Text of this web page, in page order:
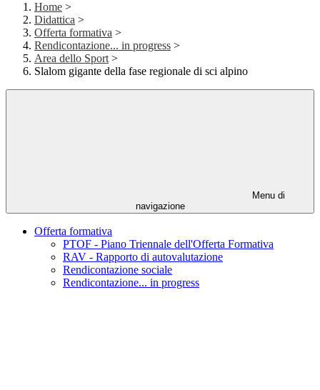
Home >
Didattica >
Offerta formativa >
Rendicontazione... in progress >
Area dello Sport >
Slalom gigante della fase regionale di sci alpino
Menu di
navigazione
Offerta formativa
PTOF - Piano Triennale dell'Offerta Formativa
RAV - Rapporto di autovalutazione
Rendicontazione sociale
Rendicontazione... in progress